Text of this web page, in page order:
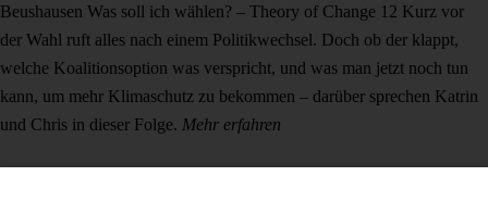
Beushausen Was soll ich wählen? – Theory of Change 12 Kurz vor
der Wahl ruft alles nach einem Politikwechsel. Doch ob der klappt,
welche Koalitionsoption was verspricht, und was man jetzt noch tun
kann, um mehr Klimaschutz zu bekommen – darüber sprechen Katrin
und Chris in dieser Folge. Mehr erfahren